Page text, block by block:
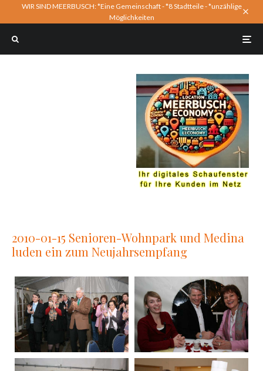
WIR SIND MEERBUSCH: *Eine Gemeinschaft - *8 Stadtteile - *unzählige
Möglichkeiten
2010-01-15 Senioren-Wohnpark und Medina
luden ein zum Neujahrsempfang